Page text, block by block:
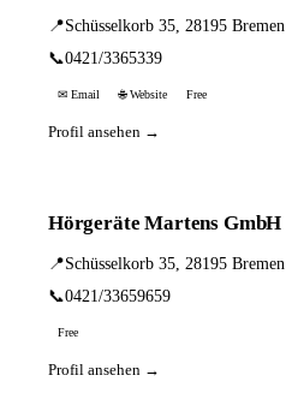
📍Schüsselkorb 35, 28195 Bremen
📞0421/3365339
✉ Email 🌐 Website Free
Profil ansehen →
Hörgeräte Martens GmbH
📍Schüsselkorb 35, 28195 Bremen
📞0421/33659659
Free
Profil ansehen →